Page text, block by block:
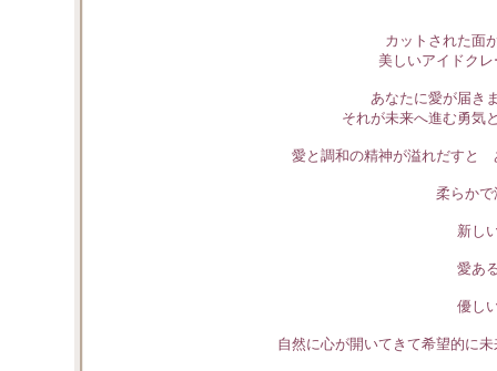
カットされた面
美しいアイドク
あなたに愛が届き
それが未来へ進む勇気
愛と調和の精神が溢れだすと
柔らか
新し
愛あ
優し
自然に心が開いてきて希望的に